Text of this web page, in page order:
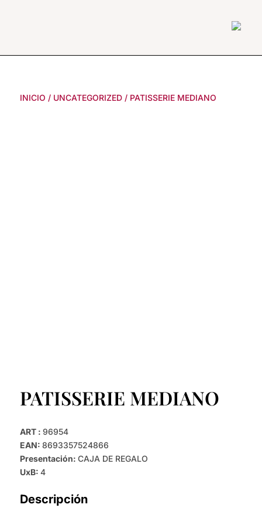
INICIO / UNCATEGORIZED/ PATISSERIE MEDIANO
PATISSERIE MEDIANO
ART : 96954
EAN: 8693357524866
Presentación: CAJA DE REGALO
UxB: 4
Descripción